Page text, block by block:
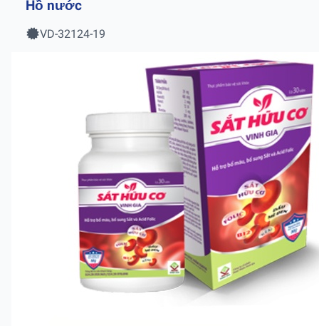
Hồ nước
VD-32124-19